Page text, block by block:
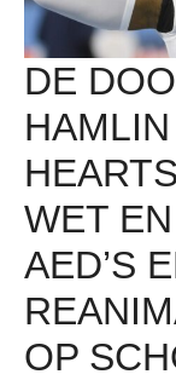
DE
WET
AED’S
OP